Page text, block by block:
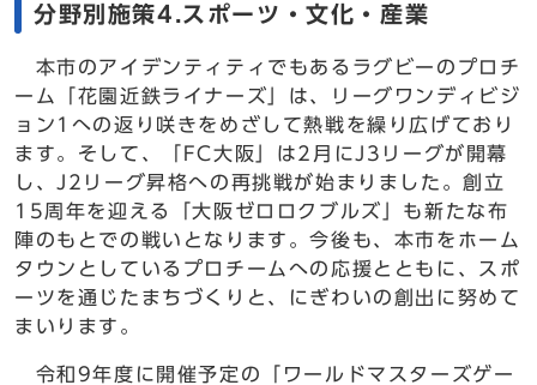
分野別施策4.スポーツ・文化・産業
本市のアイデンティティでもあるラグビーのプロチ
ーム「花園近鉄ライナーズ」は、リーグワンディビジ
ョン1への返り咲きをめざして熱戦を繰り広げており
ます。そして、「FC大阪」は2月にJ3リーグが開幕
し、J2リーグ昇格への再挑戦が始まりました。創立
15周年を迎える「大阪ゼロロクブルズ」も新たな布
陣のもとでの戦いとなります。今後も、本市をホーム
タウンとしているプロチームへの応援とともに、スポ
ーツを通じたまちづくりと、にぎわいの創出に努めて
まいります。
令和9年度に開催予定の「ワールドマスターズゲー